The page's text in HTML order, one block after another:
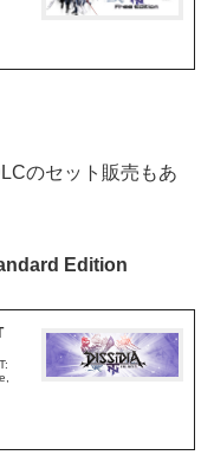
のセット販売もあ
Edition